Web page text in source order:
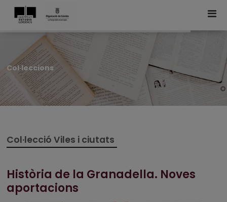
Col·leccions
Col·lecció Viles i ciutats
Història de la Granadella. Noves
aportacions